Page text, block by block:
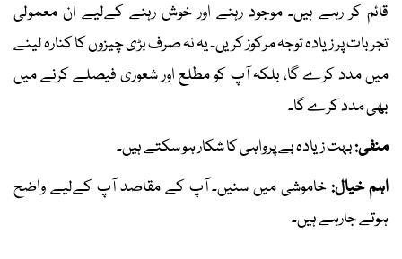
قائم کر رہے ہیں۔ موجود رہنے اور خوش رہنے کےلیے ان معمولی
تجربات پر زیادہ توجہ مرکوز کریں۔ یہ نہ صرف بڑی چیزوں کا کنارہ لینے
میں مدد کرے گا، بلکہ آپ کو مطلع اور شعوری فیصلے کرنے میں
بھی مدد کرے گا۔
منفی:بہت زیادہ بے پرواہی کا شکار ہو سکتے ہیں۔
اہم خیال:خاموشی میں سنیں۔ آپ کے مقاصد آپ کےلیے واضح
ہوتے جارہے ہیں۔